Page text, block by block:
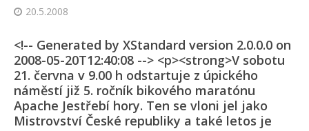
20.5.2008
<!-- Generated by XStandard version 2.0.0.0 on
2008-05-20T12:40:08 --> <p><strong>V sobotu
21. června v 9.00 h odstartuje z úpického
náměstí již 5. ročník bikového maratónu
Apache Jestřebí hory. Ten se vloni jel jako
Mistrovství České republiky a také letos je